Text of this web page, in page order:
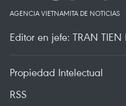
AGENCIA VIETNAMITA DE NOTICIAS
Editor en jefe: TRAN TIEN
Propiedad Intelectual
RSS